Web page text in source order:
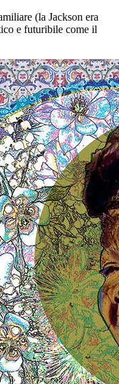
(la Jackson era
e futuribile come il